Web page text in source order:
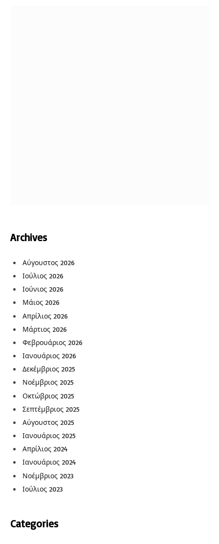
Archives
Αύγουστος 2026
Ιούλιος 2026
Ιούνιος 2026
Μάιος 2026
Απρίλιος 2026
Μάρτιος 2026
Φεβρουάριος 2026
Ιανουάριος 2026
Δεκέμβριος 2025
Νοέμβριος 2025
Οκτώβριος 2025
Σεπτέμβριος 2025
Αύγουστος 2025
Ιανουάριος 2025
Απρίλιος 2024
Ιανουάριος 2024
Νοέμβριος 2023
Ιούλιος 2023
Categories